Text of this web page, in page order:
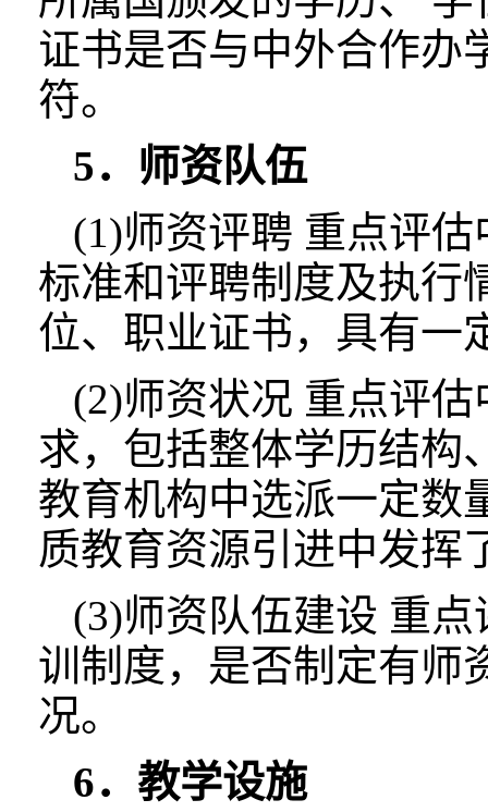
证书是否与中外合作办
符。
5．师资队伍
(1)师资评聘 重点评
标准和评聘制度及执行
位、职业证书，具有一
(2)师资状况 重点评
求，包括整体学历结构
教育机构中选派一定数
质教育资源引进中发挥
(3)师资队伍建设 重
训制度，是否制定有师
况。
6．教学设施